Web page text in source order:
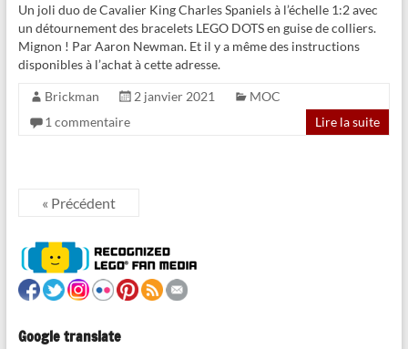
Un joli duo de Cavalier King Charles Spaniels à l’échelle 1:2 avec
un détournement des bracelets LEGO DOTS en guise de colliers.
Mignon ! Par Aaron Newman. Et il y a même des instructions
disponibles à l’achat à cette adresse.
Brickman 2 janvier 2021
MOC
1 commentaire
Lire la suite
« Précédent
Google translate